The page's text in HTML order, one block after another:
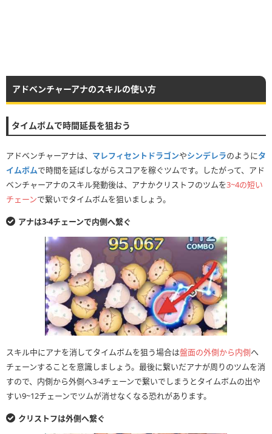
アドベンチャーアナのスキルの使い方
タイムボムで時間延長を狙おう
アドベンチャーアナは、 マレフィセントドラゴンやシンデレラのようにタ
イムボムで時間を延ばしながらスコアを稼ぐツムです。したがって、アド
ベンチャーアナのスキル発動後は、アナかクリストフのツムを3~4の短い
チェーンで繋いでタイムボムを狙いましょう。
アナは3-4チェーンで内側へ繋ぐ
スキル中にアナを消してタイムボムを狙う場合は盤面の外側から内側へ
チェーンすることを意識しましょう。最後に繋いだアナが周りのツムを消
すので、内側から外側へ3-4チェーンで繋いでしまうとタイムボムの出や
すい9~12チェーンでツムが消せなくなる恐れがあります。
クリストフは外側へ繋ぐ